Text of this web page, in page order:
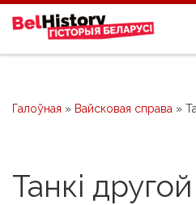
Skip to content
Галоўная » Вайсковая справа »
Танкі